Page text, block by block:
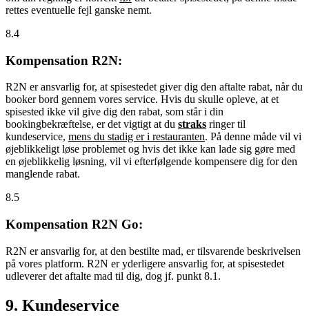
rettes eventuelle fejl ganske nemt.
8.4
Kompensation R2N:
R2N er ansvarlig for, at spisestedet giver dig den aftalte rabat, når du
booker bord gennem vores service. Hvis du skulle opleve, at et
spisested ikke vil give dig den rabat, som står i din
bookingbekræftelse, er det vigtigt at du straks ringer til
kundeservice, mens du stadig er i restauranten. På denne måde vil vi
øjeblikkeligt løse problemet og hvis det ikke kan lade sig gøre med
en øjeblikkelig løsning, vil vi efterfølgende kompensere dig for den
manglende rabat.
8.5
Kompensation R2N Go:
R2N er ansvarlig for, at den bestilte mad, er tilsvarende beskrivelsen
på vores platform. R2N er yderligere ansvarlig for, at spisestedet
udleverer det aftalte mad til dig, dog jf. punkt 8.1.
9. Kundeservice